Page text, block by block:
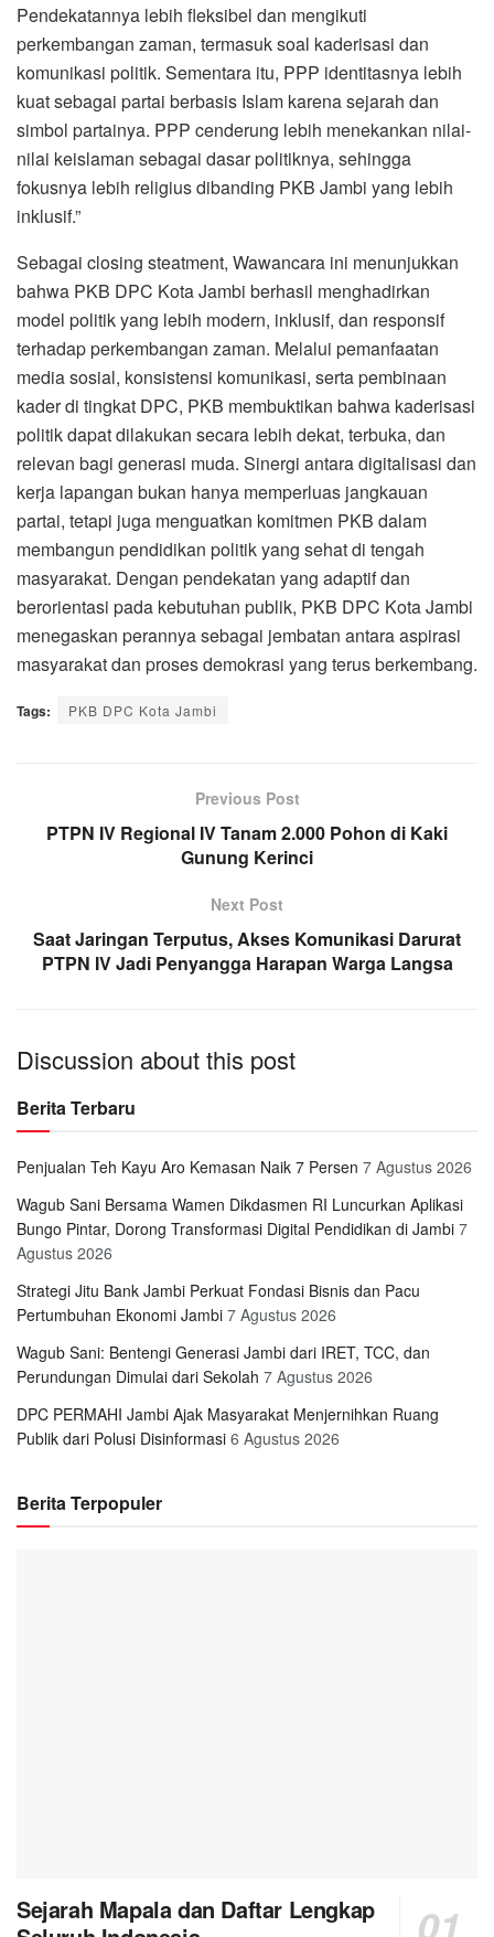
Pendekatannya lebih fleksibel dan mengikuti
perkembangan zaman, termasuk soal kaderisasi dan
komunikasi politik. Sementara itu, PPP identitasnya lebih
kuat sebagai partai berbasis Islam karena sejarah dan
simbol partainya. PPP cenderung lebih menekankan nilai-
nilai keislaman sebagai dasar politiknya, sehingga
fokusnya lebih religius dibanding PKB Jambi yang lebih
inklusif.”
Sebagai closing steatment, Wawancara ini menunjukkan
bahwa PKB DPC Kota Jambi berhasil menghadirkan
model politik yang lebih modern, inklusif, dan responsif
terhadap perkembangan zaman. Melalui pemanfaatan
media sosial, konsistensi komunikasi, serta pembinaan
kader di tingkat DPC, PKB membuktikan bahwa kaderisasi
politik dapat dilakukan secara lebih dekat, terbuka, dan
relevan bagi generasi muda. Sinergi antara digitalisasi dan
kerja lapangan bukan hanya memperluas jangkauan
partai, tetapi juga menguatkan komitmen PKB dalam
membangun pendidikan politik yang sehat di tengah
masyarakat. Dengan pendekatan yang adaptif dan
berorientasi pada kebutuhan publik, PKB DPC Kota Jambi
menegaskan perannya sebagai jembatan antara aspirasi
masyarakat dan proses demokrasi yang terus berkembang.
Tags: PKB DPC Kota Jambi
Previous Post
PTPN IV Regional IV Tanam 2.000 Pohon di Kaki
Gunung Kerinci
Next Post
Saat Jaringan Terputus, Akses Komunikasi Darurat
PTPN IV Jadi Penyangga Harapan Warga Langsa
Discussion about this post
Berita Terbaru
Penjualan Teh Kayu Aro Kemasan Naik 7 Persen 7 Agustus 2026
Wagub Sani Bersama Wamen Dikdasmen RI Luncurkan Aplikasi
Bungo Pintar, Dorong Transformasi Digital Pendidikan di Jambi 7
Agustus 2026
Strategi Jitu Bank Jambi Perkuat Fondasi Bisnis dan Pacu
Pertumbuhan Ekonomi Jambi 7 Agustus 2026
Wagub Sani: Bentengi Generasi Jambi dari IRET, TCC, dan
Perundungan Dimulai dari Sekolah 7 Agustus 2026
DPC PERMAHI Jambi Ajak Masyarakat Menjernihkan Ruang
Publik dari Polusi Disinformasi 6 Agustus 2026
Berita Terpopuler
Sejarah Mapala dan Daftar Lengkap